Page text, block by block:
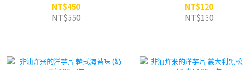
NT$450
NT$550
NT$120
NT$130